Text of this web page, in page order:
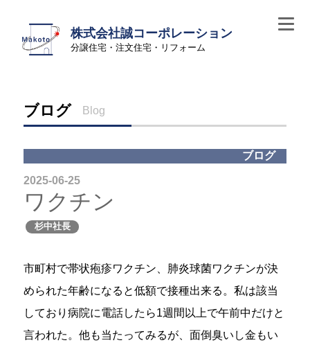
株式会社誠コーポレーション
分譲住宅・注文住宅・リフォーム
ブログ Blog
ブログ
2025-06-25
ワクチン
杉中社長
市町村で帯状疱疹ワクチン、肺炎球菌ワクチンが決
められた年齢になると低額で接種出来る。私は該当
しており病院に電話したら1週間以上で午前中だけと
言われた。他も当たってみるが、面倒臭いし金もい